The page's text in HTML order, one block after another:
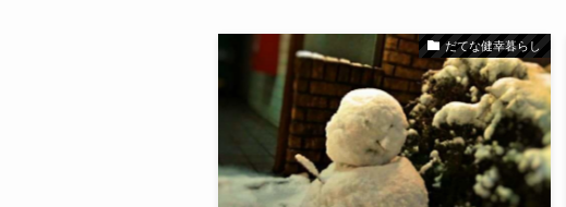
だてな健幸暮らし